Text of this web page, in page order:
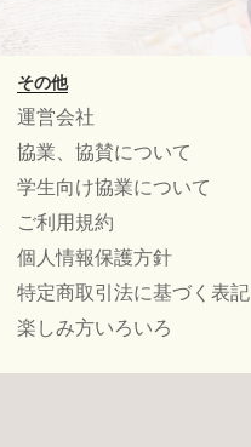
その他
運営会社
協業、協賛について
学生向け協業について
ご利用規約
個人情報保護方針
特定商取引法に基づく表記
楽しみ方いろいろ